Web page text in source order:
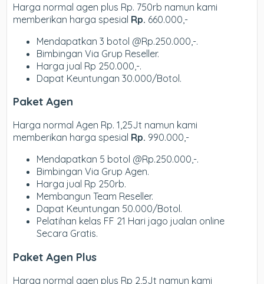
Harga normal agen plus Rp. 750rb namun kami
memberikan harga spesial Rp. 660.000,-
Mendapatkan 3 botol @Rp.250.000,-.
Bimbingan Via Grup Reseller.
Harga jual Rp 250.000,-.
Dapat Keuntungan 30.000/Botol.
Paket Agen
Harga normal Agen Rp. 1,25Jt namun kami
memberikan harga spesial Rp. 990.000,-
Mendapatkan 5 botol @Rp.250.000,-.
Bimbingan Via Grup Agen.
Harga jual Rp 250rb.
Membangun Team Reseller.
Dapat Keuntungan 50.000/Botol.
Pelatihan kelas FF 21 Hari jago jualan online
Secara Gratis.
Paket Agen Plus
Harga normal agen plus Rp 2,5Jt namun kami